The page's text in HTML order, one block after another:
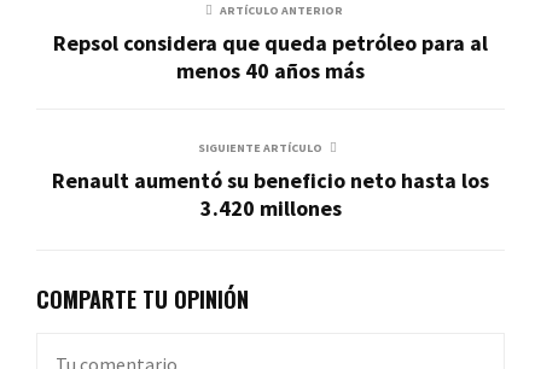
ARTÍCULO ANTERIOR
Repsol considera que queda petróleo para al
menos 40 años más
SIGUIENTE ARTÍCULO
Renault aumentó su beneficio neto hasta los
3.420 millones
COMPARTE TU OPINIÓN